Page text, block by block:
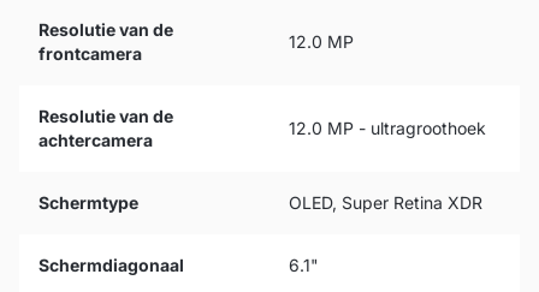
Resolutie van de
frontcamera
12.0 MP
Resolutie van de
achtercamera
12.0 MP - ultragroothoek
Schermtype OLED, Super Retina XDR
Schermdiagonaal 6.1"